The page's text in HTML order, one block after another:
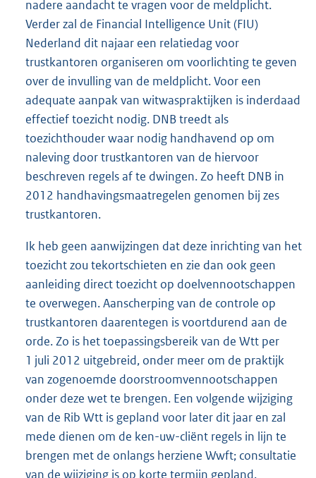
nadere aandacht te vragen voor de meldplicht.
Verder zal de Financial Intelligence Unit (FIU)
Nederland dit najaar een relatiedag voor
trustkantoren organiseren om voorlichting te geven
over de invulling van de meldplicht. Voor een
adequate aanpak van witwaspraktijken is inderdaad
effectief toezicht nodig. DNB treedt als
toezichthouder waar nodig handhavend op om
naleving door trustkantoren van de hiervoor
beschreven regels af te dwingen. Zo heeft DNB in
2012 handhavingsmaatregelen genomen bij zes
trustkantoren.
Ik heb geen aanwijzingen dat deze inrichting van het
toezicht zou tekortschieten en zie dan ook geen
aanleiding direct toezicht op doelvennootschappen
te overwegen. Aanscherping van de controle op
trustkantoren daarentegen is voortdurend aan de
orde. Zo is het toepassingsbereik van de Wtt per
1 juli 2012 uitgebreid, onder meer om de praktijk
van zogenoemde doorstroomvennootschappen
onder deze wet te brengen. Een volgende wijziging
van de Rib Wtt is gepland voor later dit jaar en zal
mede dienen om de ken-uw-cliënt regels in lijn te
brengen met de onlangs herziene Wwft; consultatie
van de wijziging is op korte termijn gepland.